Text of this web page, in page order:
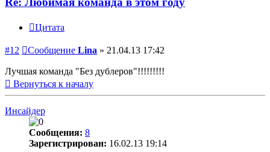
Цитата
#12 Сообщение Lina » 21.04.13 17:42
Лучшая команда "Без дублеров"!!!!!!!!!
Вернуться к началу
Инсайдер
Сообщения: 8
Зарегистрирован: 16.02.13 19:14